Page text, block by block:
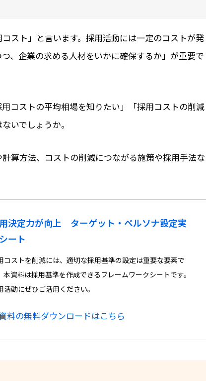
スト」と言います。採用活動には一定のコストが発
、企業の求める人材をいかに確保するか」が重要で
コストの平均相場を知りたい」「採用コストの削減
いでしょうか。
算方法、コストの削減につながる施策や採用手法な
決定力が向上 ターゲット・ペルソナ設定実
ート
コストを削減には、適切な採用基準の設定は重要な要素で
本資料は採用基準を作成できるフレームワークシートです。
活動にぜひご活用ください。
料の無料ダウンロードはこちら